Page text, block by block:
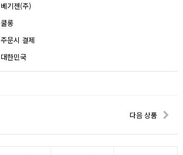
베기젠(주)
쿨롱
주문시 결제
대한민국
다음 상품